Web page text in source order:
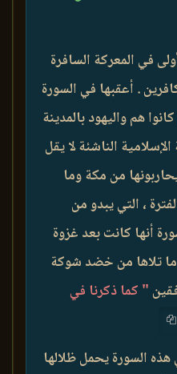
في المعركة السافرة
. أعقبها في السورة
هم واليهود بالمدينة
الناشئة لا يقل
من مكة وما
، التي يبدو من
أنها كانت بعد غزوة
تلاها من خضد شوكة
" كما ذكرنا في
السورة يحمل ظلالها